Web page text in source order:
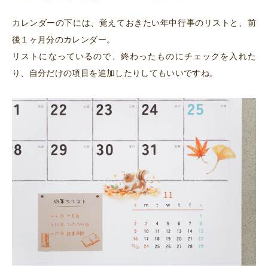
カレンダーの下には、覚えておきたい年中行事のリストと、前
後１ヶ月分のカレンダー。
リストになっているので、終わったものにチェックを入れた
り、自分だけの項目を追加したりしてもいいですね。